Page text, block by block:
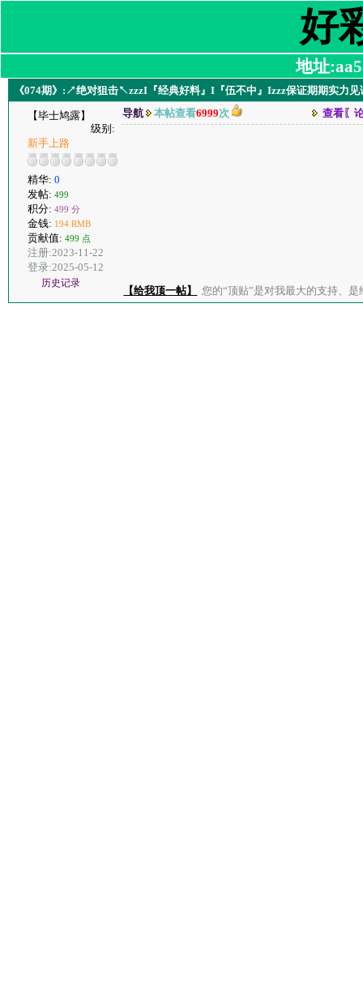
好
地址
《074期》:↗绝对狙击↖zzzI『经典好料』I『伍不中』Izzz保证期期实力
【毕士鸠露】
级别:
新手上路
精华: 0
发帖: 499
积分: 499 分
金钱: 194 RMB
贡献值: 499 点
注册:2023-11-22
登录:2025-05-12
历史记录
导航 本帖查看6999次 查看〖
【给我顶一帖】 您的“顶贴”是对我最大的支持、